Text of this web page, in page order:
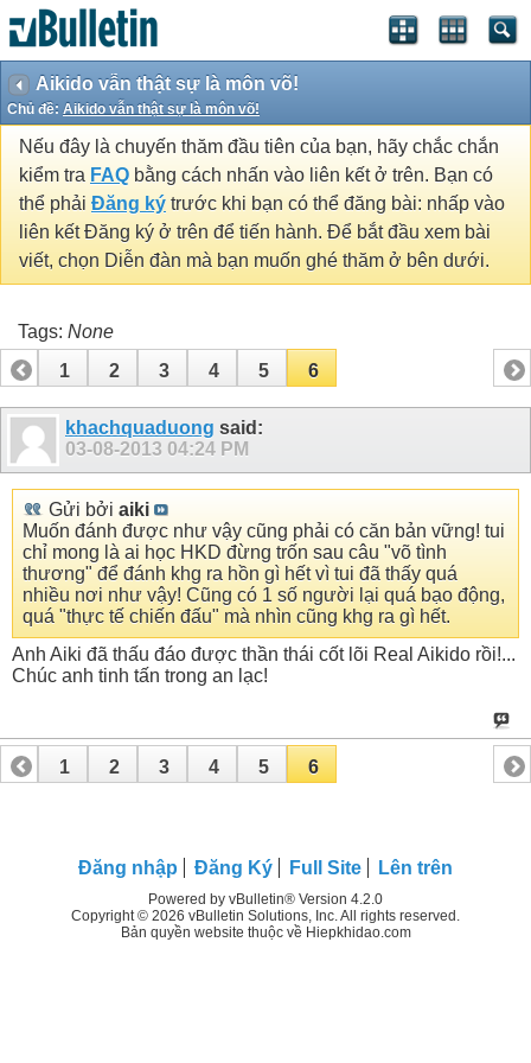
Aikido vẫn thật sự là môn võ!
Chủ đề: Aikido vẫn thật sự là môn võ!
Nếu đây là chuyến thăm đầu tiên của bạn, hãy chắc chắn
kiểm tra FAQ bằng cách nhấn vào liên kết ở trên. Bạn có
thể phải Đăng ký trước khi bạn có thể đăng bài: nhấp vào
liên kết Đăng ký ở trên để tiến hành. Để bắt đầu xem bài
viết, chọn Diễn đàn mà bạn muốn ghé thăm ở bên dưới.
Tags: None
1
2 3 4 5 6
khachquaduong said:
03-08-2013 04:24 PM
Gửi bởi aiki
Muốn đánh được như vậy cũng phải có căn bản vững! tui
chỉ mong là ai học HKD đừng trốn sau câu "võ tình
thương" để đánh khg ra hồn gì hết vì tui đã thấy quá
nhiều nơi như vậy! Cũng có 1 số người lại quá bạo động,
quá "thực tế chiến đấu" mà nhìn cũng khg ra gì hết.
Anh Aiki đã thấu đáo được thần thái cốt lõi Real Aikido rồi!...
Chúc anh tinh tấn trong an lạc!
1 2 3 4 5 6
Đăng nhập Đăng Ký Full Site Lên trên
Powered by vBulletin® Version 4.2.0
Copyright © 2026 vBulletin Solutions, Inc. All rights reserved.
Bản quyền website thuộc về Hiepkhidao.com